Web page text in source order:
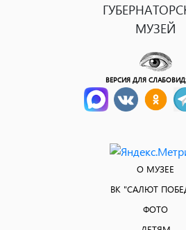
МУЗЕЙ
ВЕРСИЯ ДЛЯ
О МУЗЕЕ
ВК "САЛЮТ
ФОТО